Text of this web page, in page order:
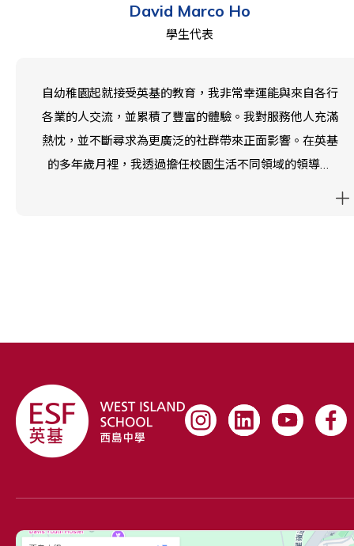
David Marco Ho
學生代表
自幼稚園起就接受英基的教育，我非常幸運能與來自各行
各業的人交流，並累積了豐富的體驗。我對服務他人充滿
熱忱，並不斷尋求為更廣泛的社群帶來正面影響。在英基
的多年歲月裡，我透過擔任校園生活不同領域的領導職